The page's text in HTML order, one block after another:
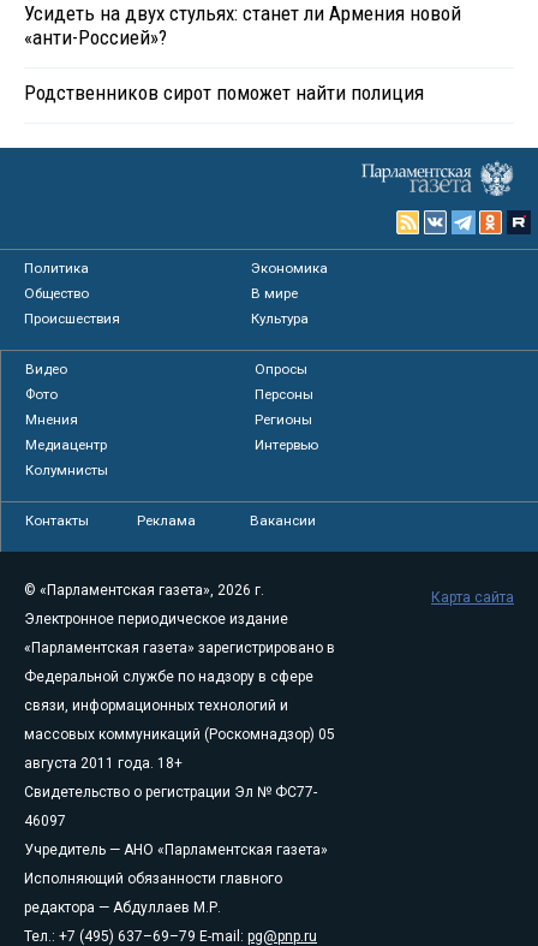
Усидеть на двух стульях: станет ли Армения новой
«анти-Россией»?
Родственников сирот поможет найти полиция
Политика
Экономика
Общество
В мире
Происшествия
Культура
Видео
Опросы
Фото
Персоны
Мнения
Регионы
Медиацентр
Интервью
Колумнисты
Контакты Реклама Вакансии
© «Парламентская газета», 2026 г.
Электронное периодическое издание
«Парламентская газета» зарегистрировано в
Федеральной службе по надзору в сфере
связи, информационных технологий и
массовых коммуникаций (Роскомнадзор) 05
августа 2011 года. 18+
Свидетельство о регистрации Эл № ФС77-
46097
Учредитель — АНО «Парламентская газета»
Исполняющий обязанности главного
редактора — Абдуллаев М.Р.
Тел.: +7 (495) 637–69–79 E-mail: pg@pnp.ru
Карта сайта